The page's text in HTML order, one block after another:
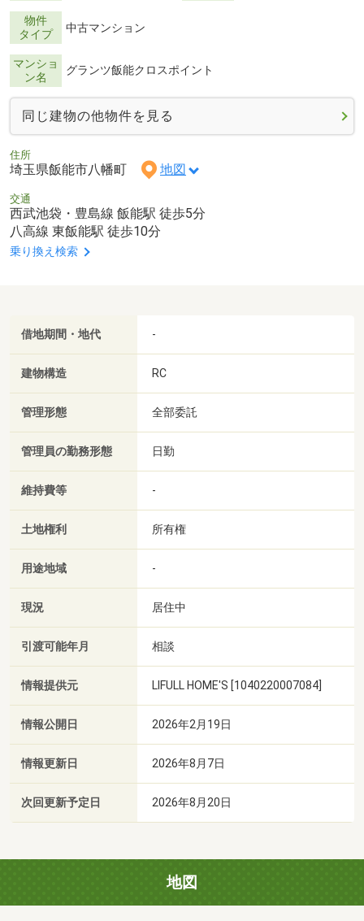
物件
タイプ
中古マンション
マンショ
ン名
グランツ飯能クロスポイント
同じ建物の他物件を見る
住所
埼玉県飯能市八幡町 地図
交通
西武池袋・豊島線 飯能駅 徒歩5分
八高線 東飯能駅 徒歩10分
乗り換え検索
借地期間・地代 -
建物構造 RC
管理形態 全部委託
管理員の勤務形態 日勤
維持費等 -
土地権利 所有権
用途地域 -
現況 居住中
引渡可能年月 相談
情報提供元 LIFULL HOME'S [1040220007084]
情報公開日 2026年2月19日
情報更新日 2026年8月7日
次回更新予定日 2026年8月20日
地図